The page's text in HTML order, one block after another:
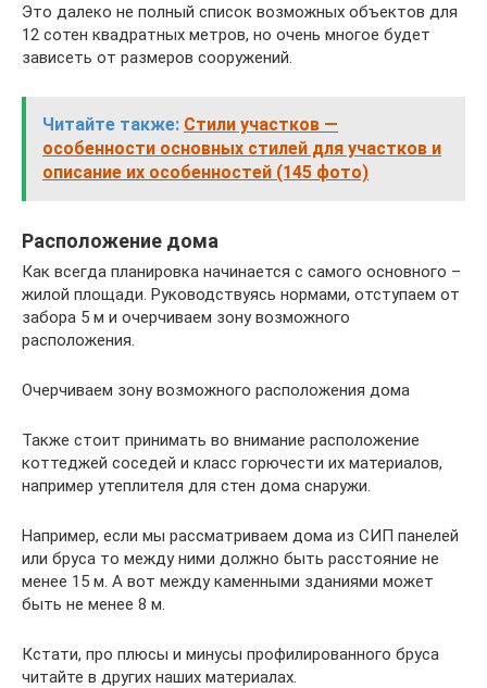
Это далеко не полный список возможных объектов для
12 сотен квадратных метров, но очень многое будет
зависеть от размеров сооружений.
Читайте также: Стили участков —
особенности основных стилей для участков и
описание их особенностей (145 фото)
Расположение дома
Как всегда планировка начинается с самого основного –
жилой площади. Руководствуясь нормами, отступаем от
забора 5 м и очерчиваем зону возможного
расположения.
Очерчиваем зону возможного расположения дома
Также стоит принимать во внимание расположение
коттеджей соседей и класс горючести их материалов,
например утеплителя для стен дома снаружи.
Например, если мы рассматриваем дома из СИП панелей
или бруса то между ними должно быть расстояние не
менее 15 м. А вот между каменными зданиями может
быть не менее 8 м.
Кстати, про плюсы и минусы профилированного бруса
читайте в других наших материалах.